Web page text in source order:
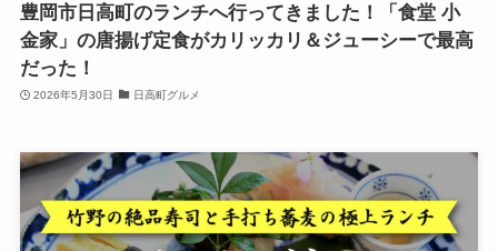
豊岡市日高町のランチへ行ってきました！「食堂 小
金家」の唐揚げ定食がカリッカリ＆ジューシーで最高
だった！
2026年5月30日 日高町グルメ